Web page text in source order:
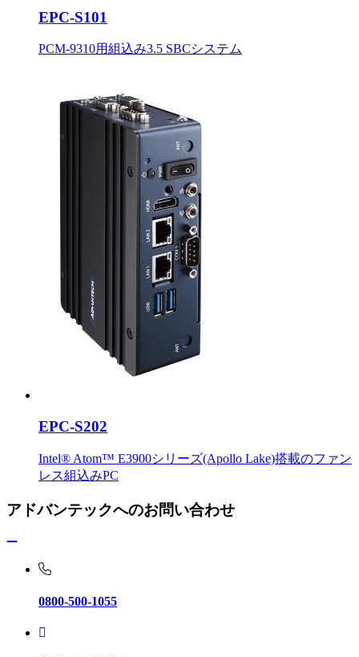
EPC-S101
PCM-9310用組込み3.5 SBCシステム
EPC-S202
Intel® Atom™ E3900シリーズ(Apollo Lake)搭載のファン
レス組込みPC
アドバンテックへのお問い合わせ
0800-500-1055